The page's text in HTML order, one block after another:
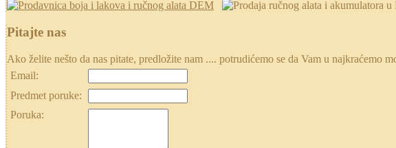
Pitajte nas
Ako želite nešto da nas pitate, predložite nam .... potrudićemo se da Vam u najkraćemo
Email:
Predmet poruke:
Poruka: